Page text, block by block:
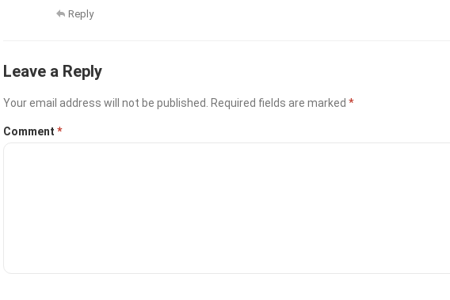
Reply
Leave a Reply
Your email address will not be published. Required fields are marked *
Comment *